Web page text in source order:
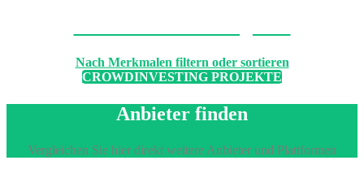
Nach Merkmalen filtern oder sortieren
CROWDINVESTING PROJEKTE
Anbieter finden
Vergleichen Sie hier direkt weitere Anbieter und Plattformen